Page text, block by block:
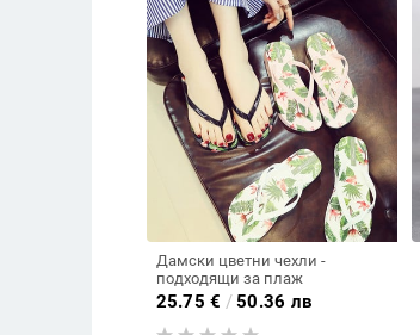
Дамски цветни чехли -
подходящи за плаж
25.75 € /50.36 лв